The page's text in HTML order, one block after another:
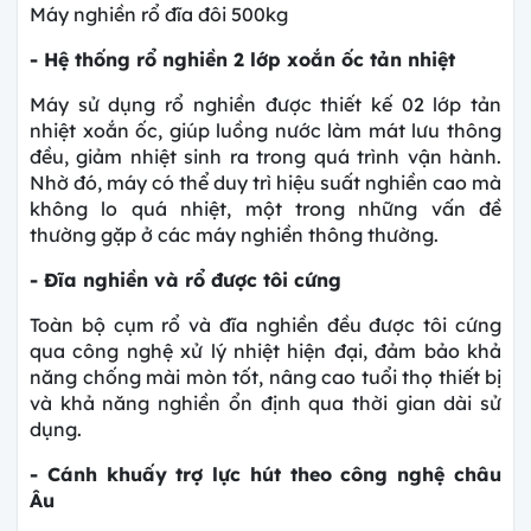
Máy nghiền rổ đĩa đôi 500kg
- Hệ thống rổ nghiền 2 lớp xoắn ốc tản nhiệt
Máy sử dụng rổ nghiền được thiết kế 02 lớp tản
nhiệt xoắn ốc, giúp luồng nước làm mát lưu thông
đều, giảm nhiệt sinh ra trong quá trình vận hành.
Nhờ đó, máy có thể duy trì hiệu suất nghiền cao mà
không lo quá nhiệt, một trong những vấn đề
thường gặp ở các máy nghiền thông thường.
- Đĩa nghiền và rổ được tôi cứng
Toàn bộ cụm rổ và đĩa nghiền đều được tôi cứng
qua công nghệ xử lý nhiệt hiện đại, đảm bảo khả
năng chống mài mòn tốt, nâng cao tuổi thọ thiết bị
và khả năng nghiền ổn định qua thời gian dài sử
dụng.
- Cánh khuấy trợ lực hút theo công nghệ châu
Âu